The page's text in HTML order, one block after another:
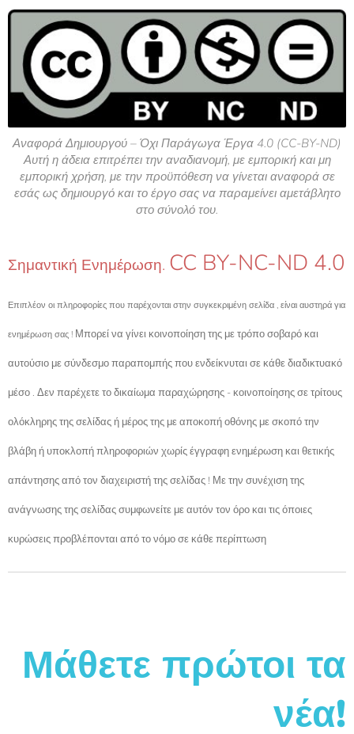
Αναφορά Δημιουργού – Όχι Παράγωγα Έργα 4.0 (CC-BY-ND)
Αυτή η άδεια επιτρέπει την αναδιανομή, με εμπορική και μη
εμπορική χρήση, με την προϋπόθεση να γίνεται αναφορά σε
εσάς ως δημιουργό και το έργο σας να παραμείνει αμετάβλητο
στο σύνολό του.
Σημαντική Ενημέρωση. CC BY-NC-ND 4.0
Επιπλέον οι πληροφορίες που παρέχονται στην συγκεκριμένη σελίδα , είναι αυστηρά για
ενημέρωση σας ! Μπορεί να γίνει κοινοποίηση της με τρόπο σοβαρό και
αυτούσιο με σύνδεσμο παραπομπής που ενδείκνυται σε κάθε διαδικτυακό
μέσο . Δεν παρέχετε το δικαίωμα παραχώρησης - κοινοποίησης σε τρίτους
ολόκληρης της σελίδας ή μέρος της με αποκοπή οθόνης με σκοπό την
βλάβη ή υποκλοπή πληροφοριών χωρίς έγγραφη ενημέρωση και θετικής
απάντησης από τον διαχειριστή της σελίδας ! Με την συνέχιση της
ανάγνωσης της σελίδας συμφωνείτε με αυτόν τον όρο και τις όποιες
κυρώσεις προβλέπονται από το νόμο σε κάθε περίπτωση
Μάθετε πρώτοι τα
νέα!